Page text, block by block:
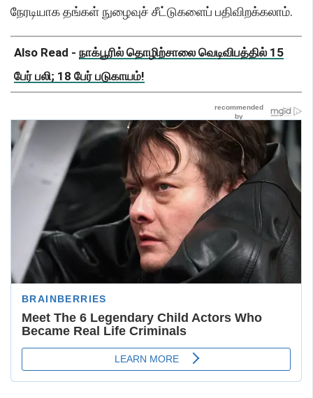
நேரடியாக தங்கள் நுழைவுச் சீட்டுகளைப் பதிவிறக்கலாம்.
Also Read - நாக்பூரில் தொழிற்சாலை வெடிவிபத்தில் 15
பேர் பலி; 18 பேர் படுகாயம்!